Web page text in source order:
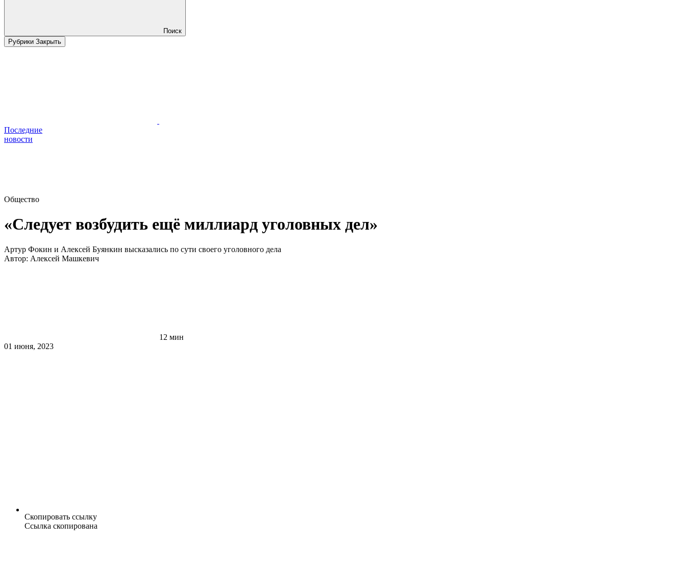
Поиск
Рубрики Закрыть
Последние
новости
Общество
«Следует возбудить ещё миллиард уголовных дел»
Артур Фокин и Алексей Буянкин высказались по сути своего уголовного дела
Автор: Алексей Машкевич
12 мин
01 июня, 2023
Скопировать ссылку
Ссылка скопирована